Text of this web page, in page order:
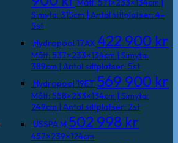
Mått: 571×233×134cm |
Simyta: 315cm | Antal sittplatser: 4-
5st
Hydropool 17AX 422 900 kr
Mått: 537×233×134cm | Simyta:
389cm | Antal sittplatser: 5st
Hydropool 19ET 569 900 kr
Mått: 558×233×134cm | Simyta:
249cm | Antal sittplatser: 2st
USSPA M 502 998 kr
457×239×124cm